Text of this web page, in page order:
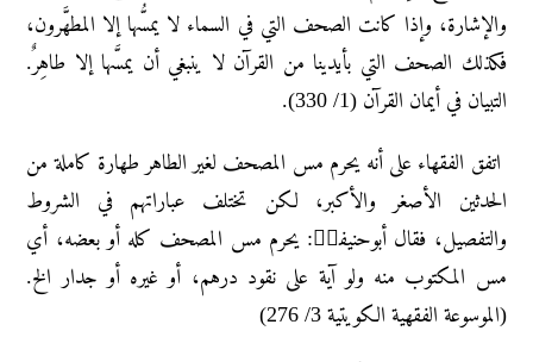
والإشارة، وإذا كانت الصحف التي في السماء لا يمسُّها إلا المطهَّرون،
فكذلك الصحف التي بأيدينا من القرآن لا ينبغي أن يمسَّها إلا طاهِرٌ.
التبيان في أيمان القرآن (1/ 330).
اتفق الفقهاء علی أنه یحرم مس المصحف لغیر الطاهر طهارة کاملة من
الحدثین الأصغر والأکبر، لکن تختلف عباراتهم في الشروط
والتفصیل، فقال أبوحنیفةؒ: یحرم مس المصحف کله أو بعضه، أي
مس المکتوب منه ولو آیة علی نقود درهم، أو غیره أو جدار الخ.
(الموسوعة الفقهیة الکویتیة 3/ 276)